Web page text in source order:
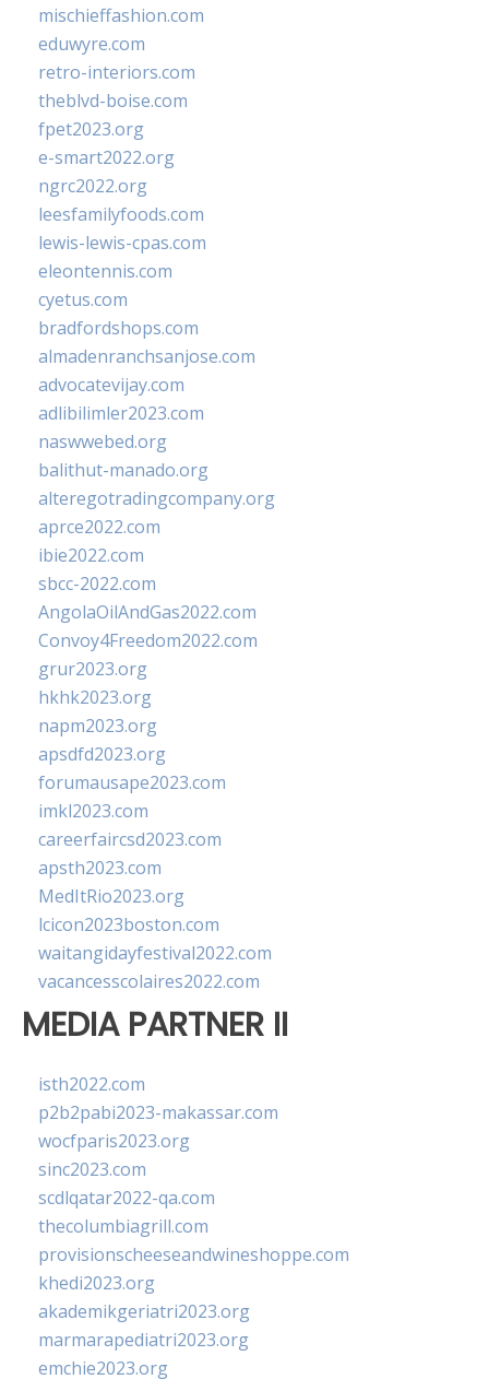
mischieffashion.com
eduwyre.com
retro-interiors.com
theblvd-boise.com
fpet2023.org
e-smart2022.org
ngrc2022.org
leesfamilyfoods.com
lewis-lewis-cpas.com
eleontennis.com
cyetus.com
bradfordshops.com
almadenranchsanjose.com
advocatevijay.com
adlibilimler2023.com
naswwebed.org
balithut-manado.org
alteregotradingcompany.org
aprce2022.com
ibie2022.com
sbcc-2022.com
AngolaOilAndGas2022.com
Convoy4Freedom2022.com
grur2023.org
hkhk2023.org
napm2023.org
apsdfd2023.org
forumausape2023.com
imkl2023.com
careerfaircsd2023.com
apsth2023.com
MedItRio2023.org
lcicon2023boston.com
waitangidayfestival2022.com
vacancesscolaires2022.com
MEDIA PARTNER II
isth2022.com
p2b2pabi2023-makassar.com
wocfparis2023.org
sinc2023.com
scdlqatar2022-qa.com
thecolumbiagrill.com
provisionscheeseandwineshoppe.com
khedi2023.org
akademikgeriatri2023.org
marmarapediatri2023.org
emchie2023.org